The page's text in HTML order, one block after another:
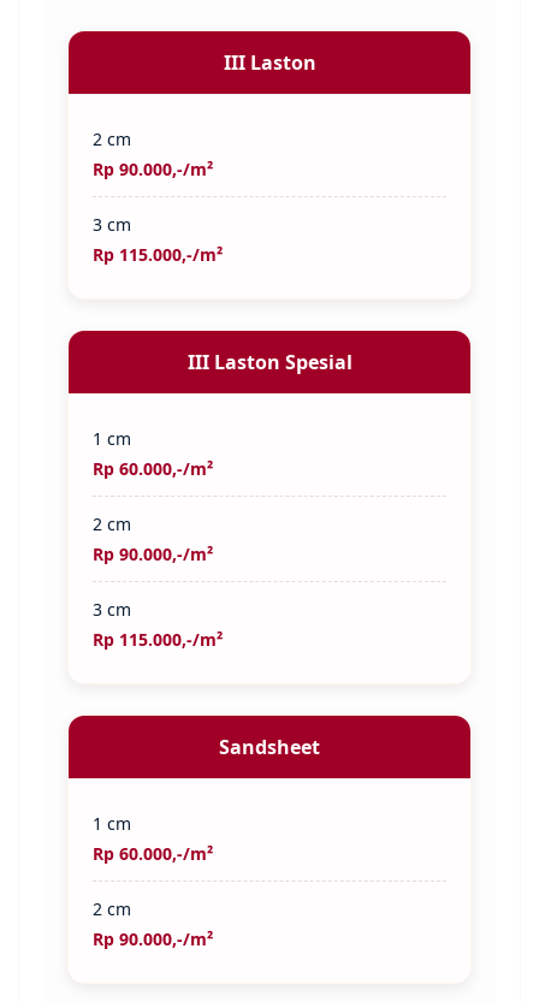
III Laston
2 cm
Rp 90.000,-/m²
3 cm
Rp 115.000,-/m²
III Laston Spesial
1 cm
Rp 60.000,-/m²
2 cm
Rp 90.000,-/m²
3 cm
Rp 115.000,-/m²
Sandsheet
1 cm
Rp 60.000,-/m²
2 cm
Rp 90.000,-/m²